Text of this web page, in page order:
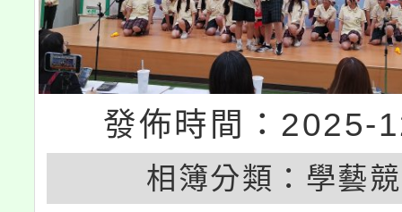
發佈時間：2025-
相簿分類： 學藝